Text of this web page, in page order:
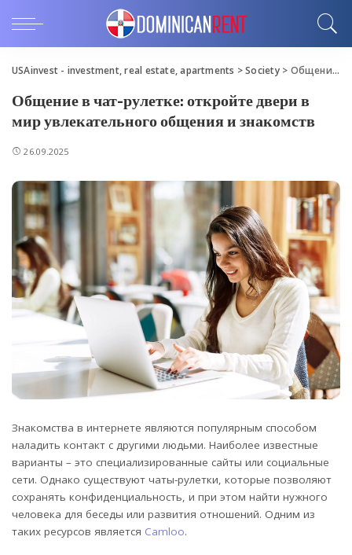
USAinvest - investment, real estate, apartments >Society> Общение в чат-рулетке: откройте двери в мир увлекательного общения и знакомств
Общение в чат-рулетке: откройте двери в
мир увлекательного общения и знакомств
26.09.2025
Знакомства в интернете являются популярным способом
наладить контакт с другими людьми. Наиболее известные
варианты – это специализированные сайты или социальные
сети. Однако существуют чаты-рулетки, которые позволяют
сохранять конфиденциальность, и при этом найти нужного
человека для беседы или развития отношений. Одним из
таких ресурсов является Camloo.